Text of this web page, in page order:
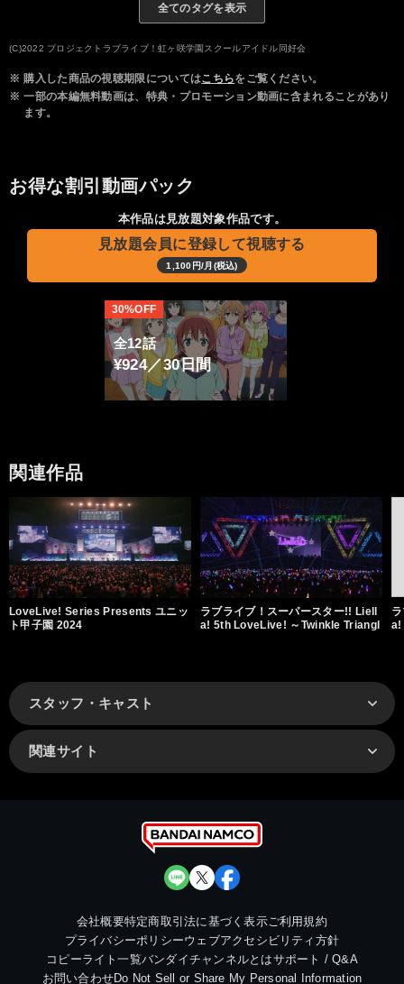
全てのタグを表示
(C)2022 プロジェクトラブライブ！虹ヶ咲学園スクールアイドル同好会
※ 購入した商品の視聴期限についてはこちらをご覧ください。
※ 一部の本編無料動画は、特典・プロモーション動画に含まれることがあり
ます。
お得な割引動画パック
本作品は見放題対象作品です。
見放題会員に登録して視聴する
1,100円/月(税込)
全12話
¥924／30日間
30%OFF
関連作品
LoveLive! Series Presents ユニッ
ト甲子園 2024
ラブライブ！スーパースター!! Liell
a! 5th LoveLive! ～Twinkle Triangl
a!
スタッフ・キャスト
関連サイト
会社概要特定商取引法に基づく表示ご利用規約
プライバシーポリシーウェブアクセシビリティ方針
コピーライト一覧バンダイチャンネルとはサポート / Q&A
お問い合わせDo Not Sell or Share My Personal Information